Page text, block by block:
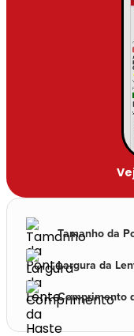
Tamanho da
Largura da
Comprimento